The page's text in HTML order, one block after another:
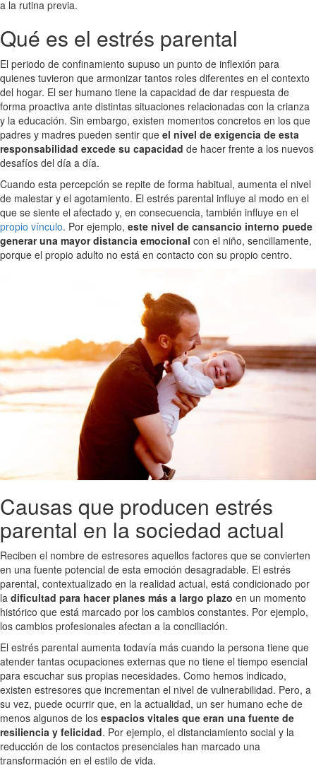
a la rutina previa.
Qué es el estrés parental
El periodo de confinamiento supuso un punto de inflexión para
quienes tuvieron que armonizar tantos roles diferentes en el contexto
del hogar. El ser humano tiene la capacidad de dar respuesta de
forma proactiva ante distintas situaciones relacionadas con la crianza
y la educación. Sin embargo, existen momentos concretos en los que
padres y madres pueden sentir que el nivel de exigencia de esta
responsabilidad excede su capacidad de hacer frente a los nuevos
desafíos del día a día.
Cuando esta percepción se repite de forma habitual, aumenta el nivel
de malestar y el agotamiento. El estrés parental influye al modo en el
que se siente el afectado y, en consecuencia, también influye en el
propio vínculo. Por ejemplo, este nivel de cansancio interno puede
generar una mayor distancia emocional con el niño, sencillamente,
porque el propio adulto no está en contacto con su propio centro.
Causas que producen estrés
parental en la sociedad actual
Reciben el nombre de estresores aquellos factores que se convierten
en una fuente potencial de esta emoción desagradable. El estrés
parental, contextualizado en la realidad actual, está condicionado por
la dificultad para hacer planes más a largo plazo en un momento
histórico que está marcado por los cambios constantes. Por ejemplo,
los cambios profesionales afectan a la conciliación.
El estrés parental aumenta todavía más cuando la persona tiene que
atender tantas ocupaciones externas que no tiene el tiempo esencial
para escuchar sus propias necesidades. Como hemos indicado,
existen estresores que incrementan el nivel de vulnerabilidad. Pero, a
su vez, puede ocurrir que, en la actualidad, un ser humano eche de
menos algunos de los espacios vitales que eran una fuente de
resiliencia y felicidad. Por ejemplo, el distanciamiento social y la
reducción de los contactos presenciales han marcado una
transformación en el estilo de vida.